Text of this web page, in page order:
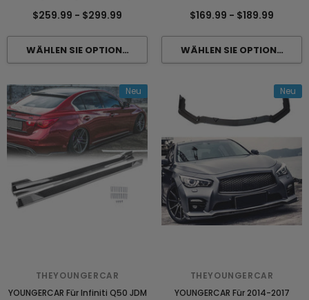
Heckdiffusor
$259.99 - $299.99
Spoiler
$169.99 - $189.99
Neu
THEYOUNGERCAR
YOUNGERCAR Für Infiniti Q50 JDM
Neu
THEYOUNGERCAR
YOUNGERCAR Für 2014-2017